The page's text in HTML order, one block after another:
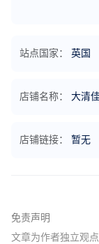
站点国家： 英国
店铺名称： 大清
店铺链接： 暂无
免责声明
文章为作者独立观